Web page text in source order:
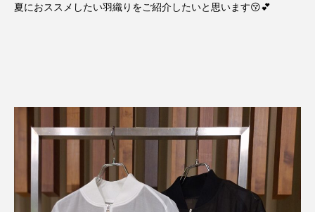
夏におススメしたい羽織りをご紹介したいと思います😚💕